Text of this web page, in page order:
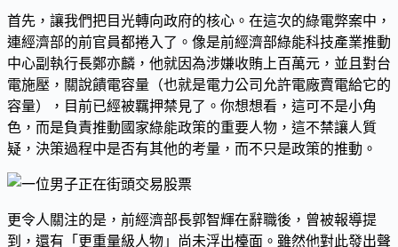
首先，讓我們把目光轉向政府的核心。在這次的綠電弊案中，
連經濟部的前官員都捲入了。像是前經濟部綠能科技產業推動
中心副執行長鄭亦麟，他就因為涉嫌收賄上百萬元，並且對台
電施壓，關說饋電容量（也就是電力公司允許電廠賣電給它的
容量），目前已經被羈押禁見了。你想想看，這可不是小角
色，而是負責推動國家綠能政策的重要人物，這不禁讓人質
疑，決策過程中是否有其他的考量，而不只是政策的推動。
更令人關注的是，前經濟部長郭智輝在辭職後，曾被報導提
到，還有「更重量級人物」尚未浮出檯面。雖然他對此發出聲